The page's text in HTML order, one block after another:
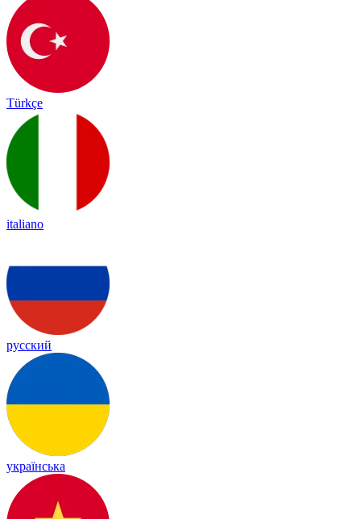
Türkçe
italiano
русский
українська